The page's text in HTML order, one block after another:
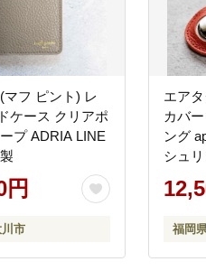
マフ ピント) レ
ケース クリアポ
プ ADRIA LINE
円
市
エア
カバ
ング
シュリ
福岡